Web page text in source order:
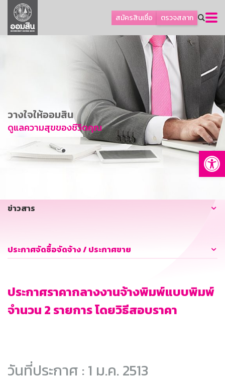
สมัครสินเชื่อ ตรวจสลาก
ลูกค้าธุรกิจ
ลูกค้าผู้ประกอบรายย่อย
การพัฒนาที่ยั่งยืน
ข่าวสาร
บริการทางการเงิน
อื่นๆ
วางใจให้ออมสิน
ดูแลความสุขของชีวิตคุณ
ข่าวสาร
ประกาศจัดซื้อจัดจ้าง / ประกาศขาย
ประกาศราคากลางงานจ้างพิมพ์แบบพิมพ์
จำนวน 2 รายการ โดยวิธีสอบราคา
วันที่ประกาศ : 1 ม.ค. 2513